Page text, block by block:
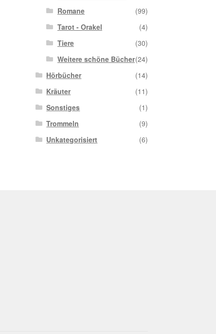
Romane
(99)
Tarot - Orakel
(4)
Tiere
(30)
Weitere schöne Bücher(24)
Hörbücher
(14)
Kräuter
(11)
Sonstiges
(1)
Trommeln
(9)
Unkategorisiert
(6)